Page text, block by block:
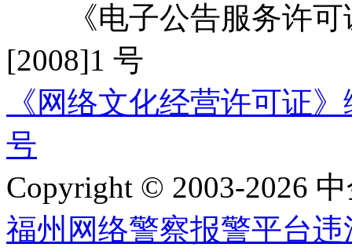
《电子公告服务许可
[2008]1 号
《网络文化经营许可证
号
Copyright © 2003-2026
福州网络警察报警平台违